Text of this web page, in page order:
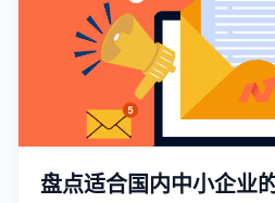
盘点适合国内中小企业